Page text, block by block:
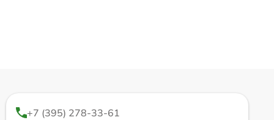
+7 (395) 278-33-61